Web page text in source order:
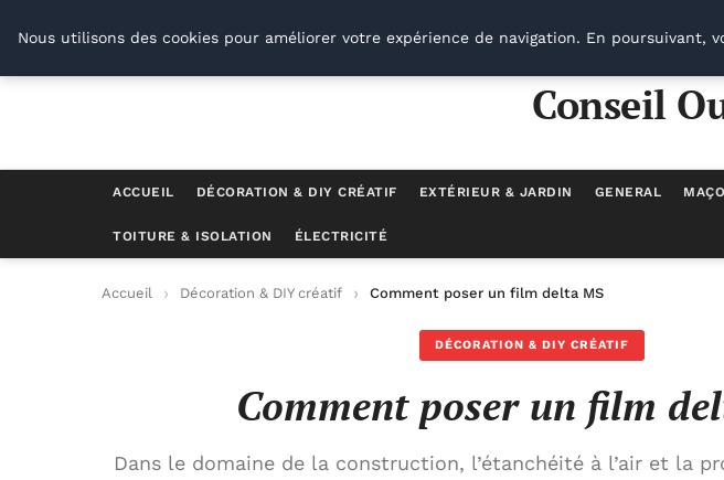
Conseil
ACCUEIL DÉCORATION & DIY CRÉATIF EXTÉRIEUR & JARDIN GENERAL
TOITURE & ISOLATION ÉLECTRICITÉ
Accueil Décoration & DIY créatif Comment poser un film delta MS
DÉCORATION & DIY CRÉATIF
Comment poser un film
Dans le domaine de la construction, l’étanchéité à l’air et la
Nous utilisons des cookies pour améliorer votre expérience de navigation. En